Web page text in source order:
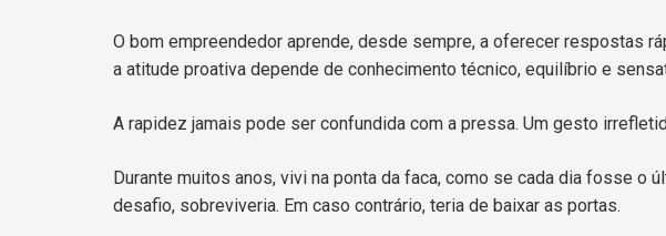
O bom empreendedor aprende, desde sempre, a oferecer respostas
a atitude proativa depende de conhecimento técnico, equilíbrio e
A rapidez jamais pode ser confundida com a pressa. Um gesto
Durante muitos anos, vivi na ponta da faca, como se cada dia fosse o
desafio, sobreviveria. Em caso contrário, teria de baixar as portas.